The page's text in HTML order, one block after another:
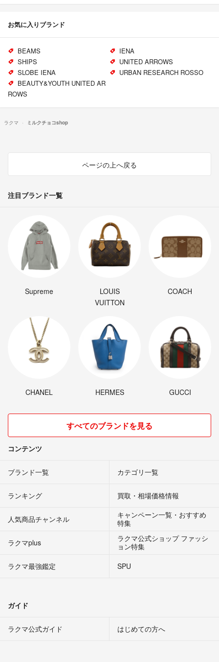
お気に入りブランド
BEAMS
IENA
SHIPS
UNITED ARROWS
SLOBE IENA
URBAN RESEARCH ROSSO
BEAUTY&YOUTH UNITED AR
ROWS
ラクマ ミルクチョコshop
ページの上へ戻る
注目ブランド一覧
Supreme
LOUIS
VUITTON
COACH
CHANEL HERMES GUCCI
すべてのブランドを見る
コンテンツ
ブランド一覧 カテゴリ一覧
ランキング 買取・相場価格情報
人気商品チャンネル
キャンペーン一覧・おすすめ
特集
ラクマplus
ラクマ公式ショップ ファッシ
ョン特集
ラクマ最強鑑定
SPU
ガイド
ラクマ公式ガイド はじめての方へ